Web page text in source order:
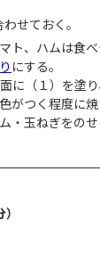
せておく。
ト、ハムは食
にする。
に（１）を塗
がつく程度に
・玉ねぎをのせ